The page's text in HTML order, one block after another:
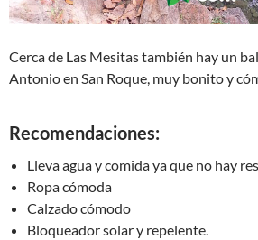
Cerca de Las Mesitas también hay un
Antonio en San Roque, muy bonito y
Recomendaciones:
Lleva agua y comida ya que no hay
Ropa cómoda
Calzado cómodo
Bloqueador solar y repelente.